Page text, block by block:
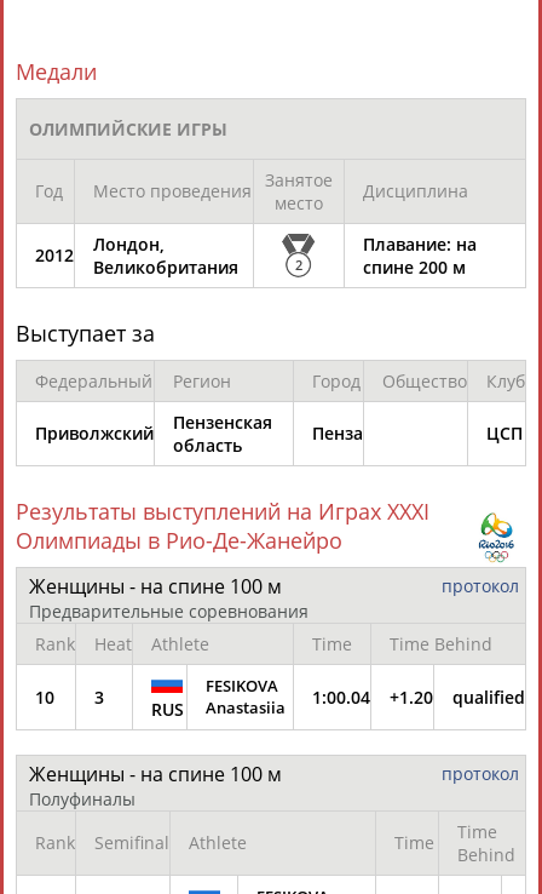
Медали
ОЛИМПИЙСКИЕ ИГРЫ
Год Место проведения
Занятое
место
Дисциплина
2012
Лондон,
Великобритания
2
Плавание: на
спине 200 м
Выступает за
Федеральный Регион Город Общество Клуб
Приволжский
Пензенская
область
Пенза ЦСП
Результаты выступлений на Играх XXXI
Олимпиады в Рио-Де-Жанейро
протокол
Женщины - на спине 100 м
Предварительные соревнования
Rank
Heat Athlete Time Time Behind
10 3
RUS
FESIKOVA
Anastasiia
1:00.04 +1.20 qualified
протокол
Женщины - на спине 100 м
Полуфиналы
Rank
Semifinal Athlete Time
Time
Behind